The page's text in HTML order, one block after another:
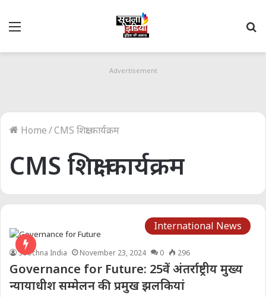
Advertisement
Home/CMS शिक्षा कार्यक्रम
CMS शिक्षा कार्यक्रम
International News
Soochna India November 23, 2024 0 296
Governance for Future: 25वें अंतर्राष्ट्रीय मुख्य
न्यायाधीश सम्मेलन की प्रमुख झलकियां